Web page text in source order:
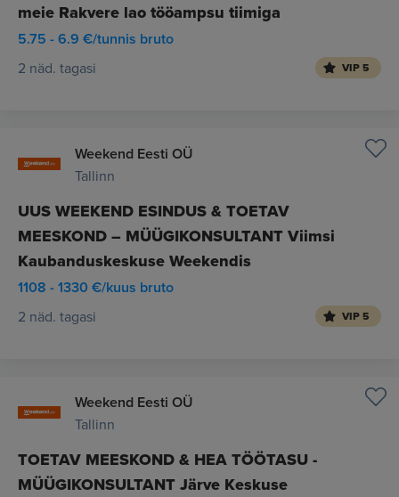
meie Rakvere lao tööampsu tiimiga
5.75 - 6.9 €/tunnis bruto
2 näd. tagasi VIP 5
Weekend Eesti OÜ
Tallinn
UUS WEEKEND ESINDUS & TOETAV
MEESKOND – MÜÜGIKONSULTANT Viimsi
Kaubanduskeskuse Weekendis
1108 - 1330 €/kuus bruto
2 näd. tagasi VIP 5
Weekend Eesti OÜ
Tallinn
TOETAV MEESKOND & HEA TÖÖTASU -
MÜÜGIKONSULTANT Järve Keskuse